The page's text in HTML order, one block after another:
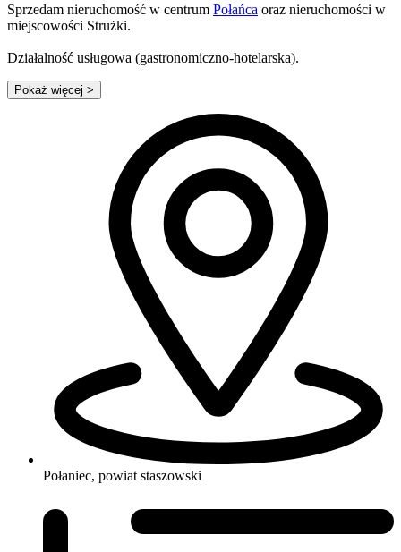
Sprzedam nieruchomość w centrum Połańca oraz nieruchomości w
miejscowości Strużki.
Działalność usługowa (gastronomiczno-hotelarska).
Pokaż więcej >
Połaniec, powiat staszowski